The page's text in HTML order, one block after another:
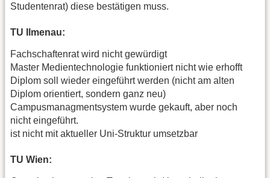
Studentenrat) diese bestätigen muss.
TU Ilmenau:
Fachschaftenrat wird nicht gewürdigt
Master Medientechnologie funktioniert nicht wie erhofft
Diplom soll wieder eingeführt werden (nicht am alten
Diplom orientiert, sondern ganz neu)
Campusmanagmentsystem wurde gekauft, aber noch
nicht eingeführt.
ist nicht mit aktueller Uni-Struktur umsetzbar
TU Wien: